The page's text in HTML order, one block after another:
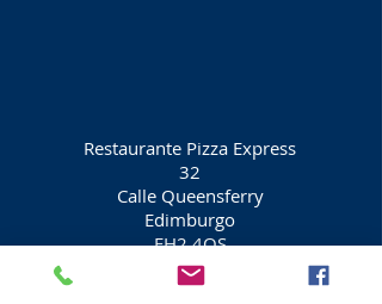
Restaurante Pizza Express
32
Calle Queensferry
Edimburgo
EH2 4QS
Ciudad de Edimburgo
Escocia